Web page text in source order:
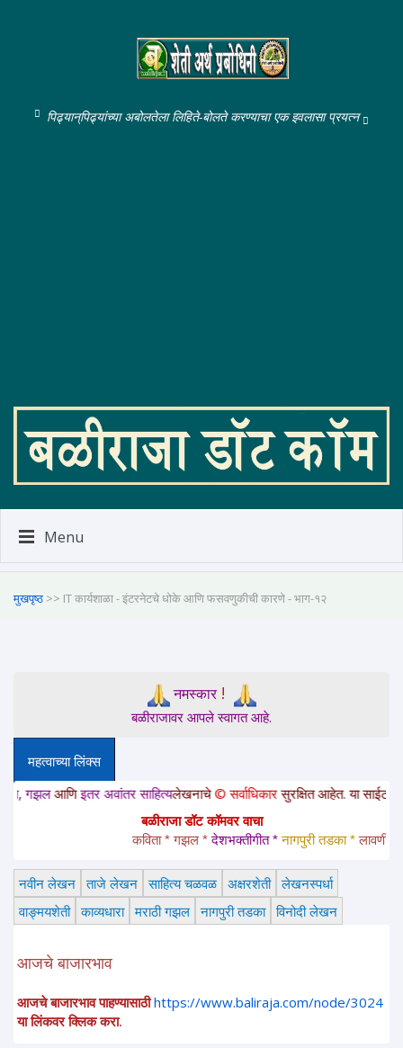
पिढ्यान्‌पिढ्यांच्या अबोलतेला लिहिते-बोलते करण्याचा एक इवलासा प्रयत्न
Menu
मुखपृष्ठ >> IT कार्यशाळा - इंटरनेटचे धोके आणि फसवणुकीची कारणे - भाग-१२
नमस्कार!
बळीराजावर आपले स्वागत आहे.
महत्वाच्या लिंक्स
आणिइतर अवांतर साहित्यलेखनाचे© सर्वाधिकार सुरक्षित आहेत. या साईटवरचे साहित्य
बळीराजा डॉट कॉमवर वाचा
कविता * गझल * देशभक्तीगीत * नागपुरी तडका * लावणी *
नवीन लेखन ताजे लेखन साहित्य चळवळ अक्षरशेती लेखनस्पर्धा
वाङ्मयशेती काव्यधारा मराठी गझल नागपुरी तडका विनोदी लेखन
आजचे बाजारभाव
आजचे बाजारभाव पाहण्यासाठी https://www.baliraja.com/node/3024
या लिंकवर क्लिक करा.